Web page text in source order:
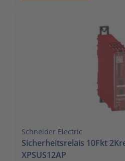
Schneider Electric
Sicherheitsrelais 10Fkt
XPSUS12AP